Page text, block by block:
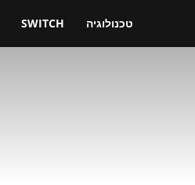
SWITCH טכנולוגיה